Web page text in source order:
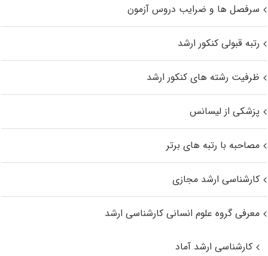
سرفصل ها و ضرایب دروس آزمون
رتبه قبولی کنکور ارشد
ظرفیت رشته های کنکور ارشد
پزشکی از لیسانس
مصاحبه با رتبه های برتر
کارشناسی ارشد مجازی
معرفی گروه علوم انسانی کارشناسی ارشد
کارشناسی ارشد آماد